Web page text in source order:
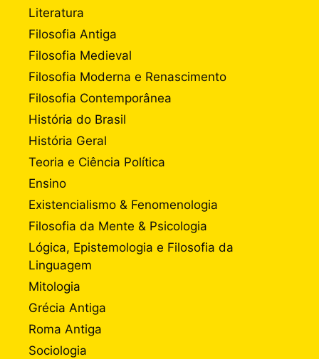
Literatura
Filosofia Antiga
Filosofia Medieval
Filosofia Moderna e Renascimento
Filosofia Contemporânea
História do Brasil
História Geral
Teoria e Ciência Política
Ensino
Existencialismo & Fenomenologia
Filosofia da Mente & Psicologia
Lógica, Epistemologia e Filosofia da
Linguagem
Mitologia
Grécia Antiga
Roma Antiga
Sociologia